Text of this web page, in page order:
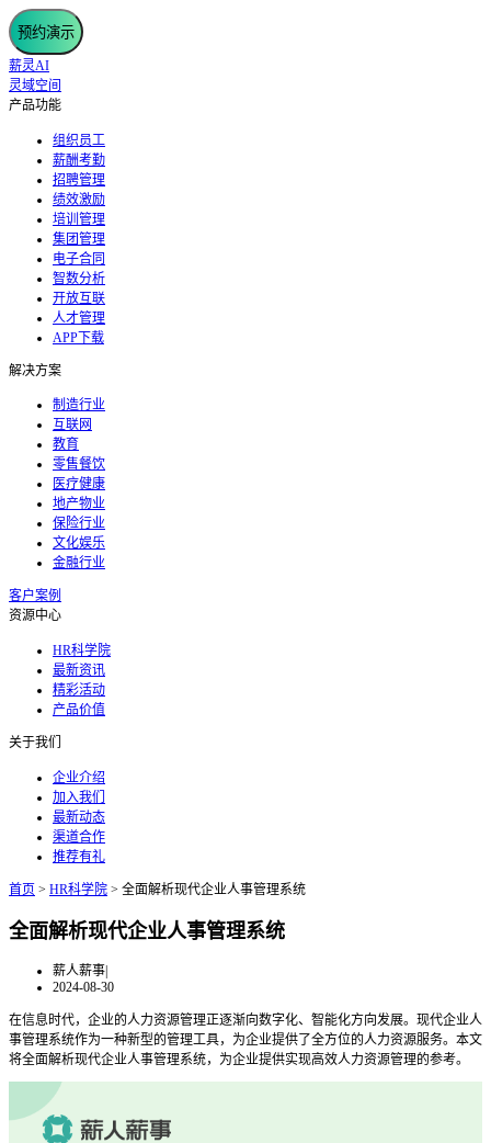
预约演示
薪灵AI
灵域空间
产品功能
组织员工
薪酬考勤
招聘管理
绩效激励
培训管理
集团管理
电子合同
智数分析
开放互联
人才管理
APP下载
解决方案
制造行业
互联网
教育
零售餐饮
医疗健康
地产物业
保险行业
文化娱乐
金融行业
客户案例
资源中心
HR科学院
最新资讯
精彩活动
产品价值
关于我们
企业介绍
加入我们
最新动态
渠道合作
推荐有礼
首页 > HR科学院 > 全面解析现代企业人事管理系统
全面解析现代企业人事管理系统
薪人薪事|
2024-08-30
在信息时代，企业的人力资源管理正逐渐向数字化、智能化方向发展。现代企业人
事管理系统作为一种新型的管理工具，为企业提供了全方位的人力资源服务。本文
将全面解析现代企业人事管理系统，为企业提供实现高效人力资源管理的参考。